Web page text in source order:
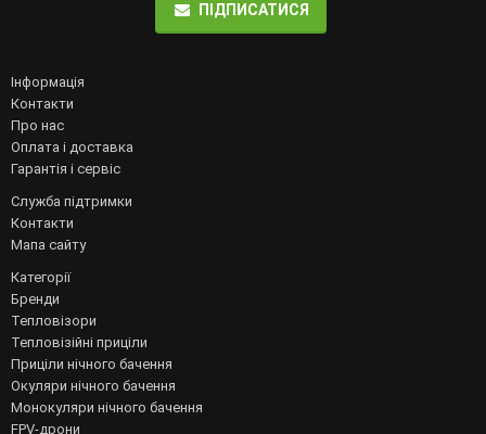
ПІДПИСАТИСЯ
Інформація
Контакти
Про нас
Оплата і доставка
Гарантія і сервіс
Служба підтримки
Контакти
Мапа сайту
Категорії
Бренди
Тепловізори
Тепловізійні приціли
Приціли нічного бачення
Окуляри нічного бачення
Монокуляри нічного бачення
FPV-дрони